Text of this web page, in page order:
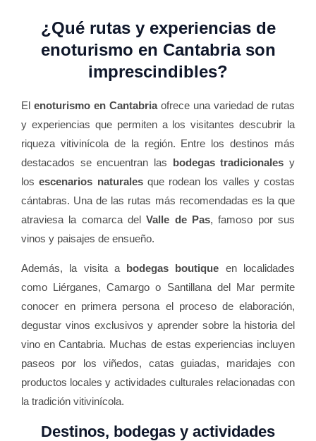
¿Qué rutas y experiencias de
enoturismo en Cantabria son
imprescindibles?
El enoturismo en Cantabriaofrece una variedad de rutas
y experiencias que permiten a los visitantes descubrir la
riqueza vitivinícola de la región. Entre los destinos más
destacados se encuentran las
bodegas tradicionales y
losescenarios naturalesque rodean los valles y costas
cántabras. Una de las rutas más recomendadas es la que
atraviesa la comarca delValle de Pas, famoso por sus
vinos y paisajes de ensueño.
Además, la visita a bodegas boutique en localidades
como Liérganes, Camargo o Santillana del Mar permite
conocer en primera persona el proceso de elaboración,
degustar vinos exclusivos y aprender sobre la historia del
vino en Cantabria. Muchas de estas experiencias incluyen
paseos por los viñedos, catas guiadas, maridajes con
productos locales y actividades culturales relacionadas con
la tradición vitivinícola.
Destinos, bodegas y actividades